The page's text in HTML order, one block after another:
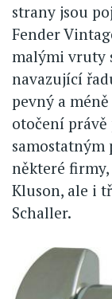
strany jsou
Fender
malými vruty
navazující
pevný a
otočení
některé
Kluson, ale i
Schaller.